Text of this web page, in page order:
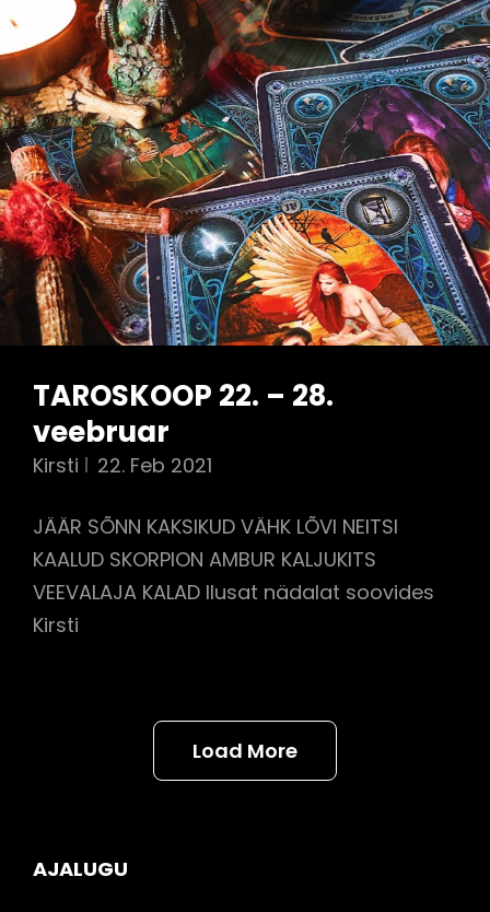
TAROSKOOP 22. – 28.
veebruar
Kirsti 22. Feb 2021
JÄÄR SÕNN KAKSIKUD VÄHK LÕVI NEITSI
KAALUD SKORPION AMBUR KALJUKITS
VEEVALAJA KALAD Ilusat nädalat soovides
Kirsti
Load More
AJALUGU